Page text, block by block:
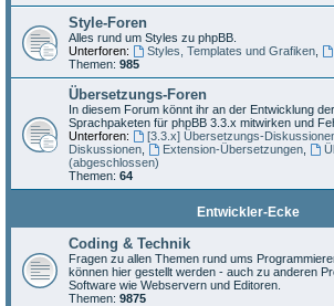
Style-Foren
Alles rund um Styles zu phpBB.
Unterforen:
Styles, Templates und Grafiken,
Themen: 985
Übersetzungs-Foren
In diesem Forum könnt ihr an der Entwicklung
Sprachpaketen für phpBB 3.3.x mitwirken und
Unterforen:
[3.3.x] Übersetzungs-
Diskussionen
Extension-Übersetzungen,
(abgeschlossen)
Themen: 64
Entwickler-Ecke
Coding & Technik
Fragen zu allen Themen rund ums
können hier gestellt werden - auch zu anderen
Software wie Webservern und Editoren.
Themen: 9875